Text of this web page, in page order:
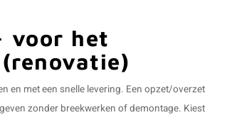
voor het
en met een snelle levering. Een opzet/overzet
zonder breekwerken of demontage. Kiest